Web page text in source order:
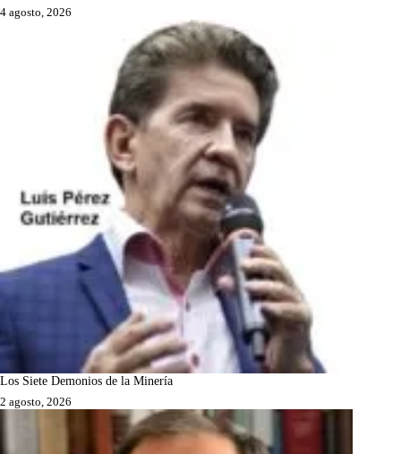
4 agosto, 2026
Los Siete Demonios de la Minería
2 agosto, 2026